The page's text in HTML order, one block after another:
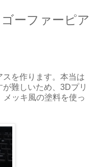
ーファーピア
を作ります。本当は
難しいため、3Dプリ
ッキ風の塗料を使っ